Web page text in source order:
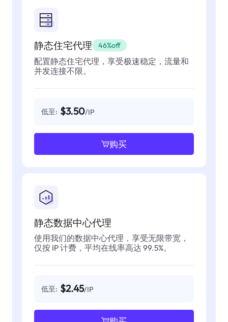
静态住宅代理 46%off
配置静态住宅代理，享受极速稳定，流量和
并发连接不限。
低至: $3.50/IP
购买
静态数据中心代理
使用我们的数据中心代理，享受无限带宽，
仅按 IP 计费，平均在线率高达 99.5%。
低至: $2.45/IP